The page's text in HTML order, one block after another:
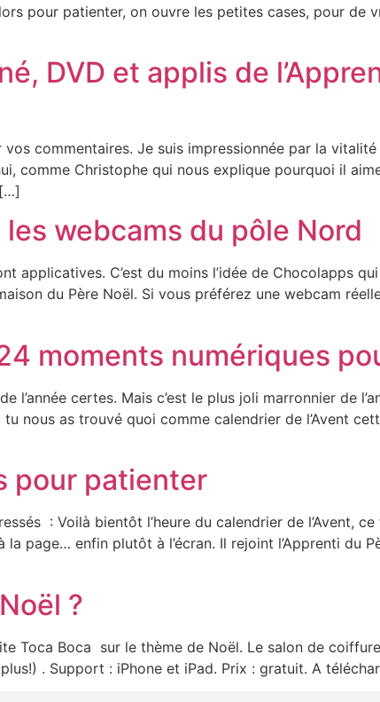
pour patienter, on ouvre les petites cases, pour de
DVD et applis de
commentaires. Je suis impressionnée par la
comme Christophe qui nous explique pourquoi il
webcams du pôle Nord
applicatives. C’est du moins l’idée de Chocolapps
du Père Noël. Si vous préférez une webcam
moments numériques
l’année certes. Mais c’est le plus joli marronnier de
nous as trouvé quoi comme calendrier de l’Avent
pour patienter
: Voilà bientôt l’heure du calendrier de l’Avent,
la page… enfin plutôt à l’écran. Il rejoint l’Apprenti du
?
Toca Boca sur le thème de Noël. Le salon de
. Support : iPhone et iPad. Prix : gratuit. A